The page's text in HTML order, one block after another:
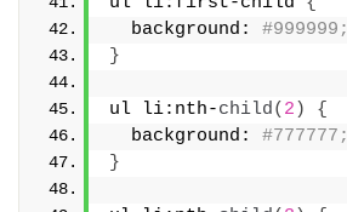
  background:
#999999;
}
ul li:nth-child( 2 )
{
  background:
#777777;
}